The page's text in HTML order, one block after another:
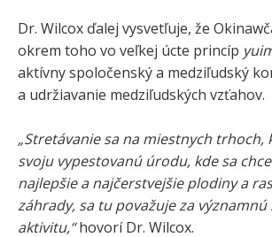
Dr. Wilcox ďalej vysvetľuje, že
okrem toho vo veľkej úcte princíp
aktívny spoločenský a medziľudský
a udržiavanie medziľudských vzťahov.
„Stretávanie sa na miestnych trhoch,
svoju vypestovanú úrodu, kde sa
najlepšie a najčerstvejšie plodiny a
záhrady, sa tu považuje za
aktivitu,“hovorí Dr. Wilcox.